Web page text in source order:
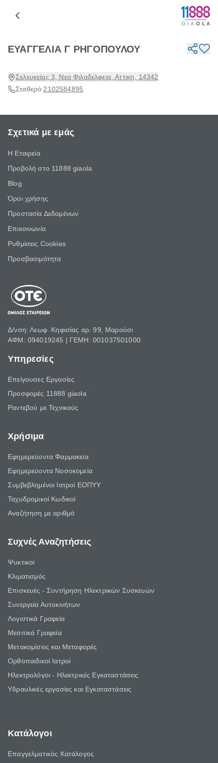
ΕΥΑΓΓΕΛΙΑ Γ ΡΗΓΟΠΟΥΛΟΥ
Σελευκείας 3, Νεα Φιλαδελφεια, Αττικη, 14342
Σταθερό:2102584895
Σχετικά με εμάς
Η Εταιρεία
Προβολή στο 11888 giaola
Blog
Όροι χρήσης
Προστασία Δεδομένων
Επικοινωνία
Ρυθμίσεις Cookies
Προσβασιμότητα
Δ/νση: Λεωφ. Κηφισίας αρ. 99, Μαρούσι
ΑΦΜ: 094019245 | ΓΕΜΗ: 001037501000
Υπηρεσίες
Επείγουσες Εργασίες
Προσφορές 11888 giaola
Ραντεβού με Τεχνικούς
Χρήσιμα
Εφημερεύοντα Φαρμακεία
Εφημερεύοντα Νοσοκομεία
Συμβεβλημένοι Ιατροί ΕΟΠΥΥ
Ταχυδρομικοί Κωδικοί
Αναζήτηση με αριθμό
Συχνές Αναζητήσεις
Ψυκτικοί
Κλιματισμός
Επισκευές - Συντήρηση Ηλεκτρικών Συσκευών
Συνεργεία Αυτοκινήτων
Λογιστικά Γραφεία
Μεσιτικά Γραφεία
Μετακομίσεις και Μεταφορές
Ορθοπαιδικοί Ιατροί
Ηλεκτρολόγοι - Ηλεκτρικές Εγκαταστάσεις
Υδραυλικές εργασίες και Εγκαταστάσεις
Κατάλογοι
Επαγγελματικός Κατάλογος